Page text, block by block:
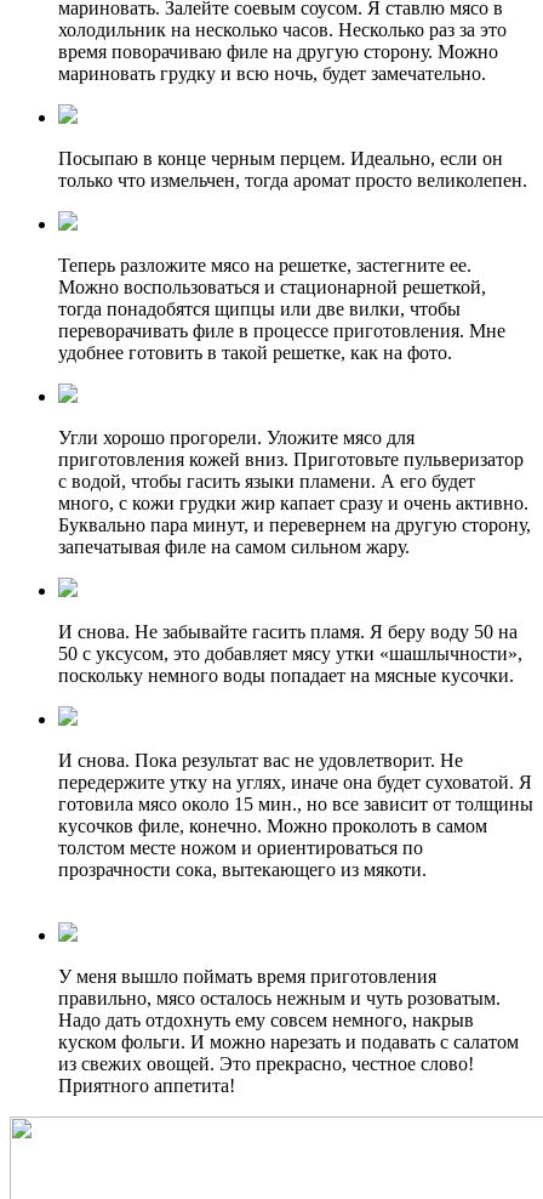
мариновать. Залейте соевым соусом. Я ставлю мясо в
холодильник на несколько часов. Несколько раз за это
время поворачиваю филе на другую сторону. Можно
мариновать грудку и всю ночь, будет замечательно.
Посыпаю в конце черным перцем. Идеально, если он
только что измельчен, тогда аромат просто великолепен.
Теперь разложите мясо на решетке, застегните ее.
Можно воспользоваться и стационарной решеткой,
тогда понадобятся щипцы или две вилки, чтобы
переворачивать филе в процессе приготовления. Мне
удобнее готовить в такой решетке, как на фото.
Угли хорошо прогорели. Уложите мясо для
приготовления кожей вниз. Приготовьте пульверизатор
с водой, чтобы гасить языки пламени. А его будет
много, с кожи грудки жир капает сразу и очень активно.
Буквально пара минут, и перевернем на другую сторону,
запечатывая филе на самом сильном жару.
И снова. Не забывайте гасить пламя. Я беру воду 50 на
50 с уксусом, это добавляет мясу утки «шашлычности»,
поскольку немного воды попадает на мясные кусочки.
И снова. Пока результат вас не удовлетворит. Не
передержите утку на углях, иначе она будет суховатой. Я
готовила мясо около 15 мин., но все зависит от толщины
кусочков филе, конечно. Можно проколоть в самом
толстом месте ножом и ориентироваться по
прозрачности сока, вытекающего из мякоти.
У меня вышло поймать время приготовления
правильно, мясо осталось нежным и чуть розоватым.
Надо дать отдохнуть ему совсем немного, накрыв
куском фольги. И можно нарезать и подавать с салатом
из свежих овощей. Это прекрасно, честное слово!
Приятного аппетита!